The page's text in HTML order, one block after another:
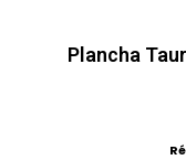
Plancha